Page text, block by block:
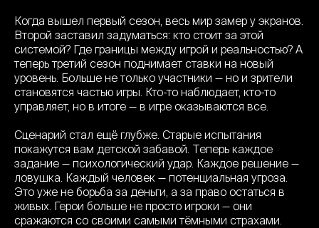
Когда вышел первый сезон, весь мир замер у экранов.
Второй заставил задуматься: кто стоит за этой
системой? Где границы между игрой и реальностью? А
теперь третий сезон поднимает ставки на новый
уровень. Больше не только участники — но и зрители
становятся частью игры. Кто-то наблюдает, кто-то
управляет, но в итоге — в игре оказываются все.
Сценарий стал ещё глубже. Старые испытания
покажутся вам детской забавой. Теперь каждое
задание — психологический удар. Каждое решение —
ловушка. Каждый человек — потенциальная угроза.
Это уже не борьба за деньги, а за право остаться в
живых. Герои больше не просто игроки — они
сражаются со своими самыми тёмными страхами.